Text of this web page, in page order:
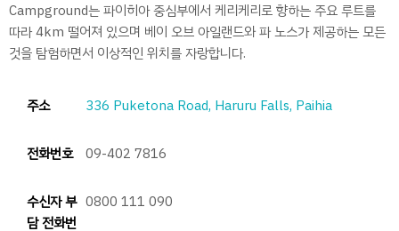
Campground는 파이히아 중심부에서 케리케리로 향하는 주요 루트를
따라 4km 떨어져 있으며 베이 오브 아일랜드와 파 노스가 제공하는 모든
것을 탐험하면서 이상적인 위치를 자랑합니다.
주소 336 Puketona Road, Haruru Falls, Paihia
전화번호 09-402 7816
수신자 부
담 전화번
0800 111 090